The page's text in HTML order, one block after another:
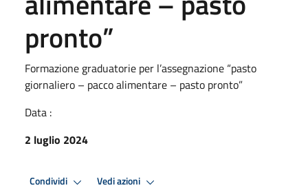
pronto”
Formazione graduatorie per l’assegnazione “pasto
giornaliero – pacco alimentare – pasto pronto”
Data :
2 luglio 2024
Condividi Vedi azioni